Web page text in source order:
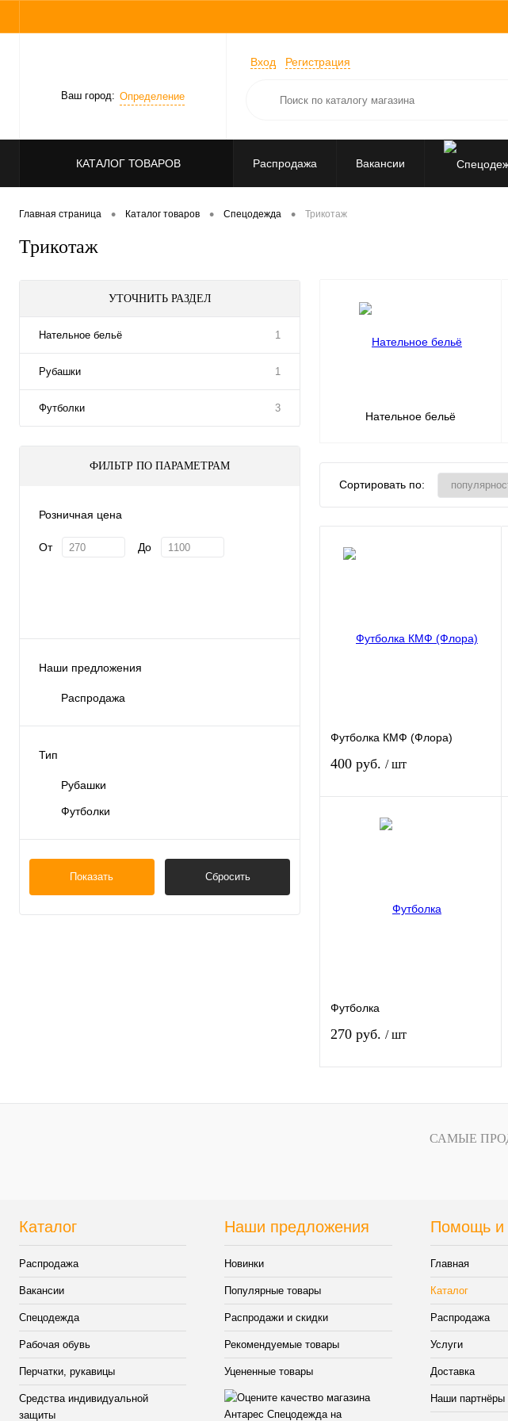
Ваш город: Определение
Вход Регистрация
КАТАЛОГ ТОВАРОВ Распродажа Вакансии
Главная страница • Каталог товаров • Спецодежда • Трикотаж
Трикотаж
УТОЧНИТЬ РАЗДЕЛ
Нательное бельё 1
Рубашки 1
Футболки 3
ФИЛЬТР ПО ПАРАМЕТРАМ
Розничная цена
От До
Наши предложения
Распродажа
Тип
Рубашки
Футболки
Показать Сбросить
Нательное бельё
Сортировать по:
Футболка КМФ (Флора)
400 руб. / шт
В наличии
Футболка
270 руб. / шт
К сравнению
САМЫЕ
Каталог
Распродажа
Вакансии
Спецодежда
Рабочая обувь
Перчатки, рукавицы
Средства индивидуальной
защиты
Наши предложения
Новинки
Популярные товары
Распродажи и скидки
Рекомендуемые товары
Уцененные товары
Помощь и
Главная
Каталог
Распродажа
Услуги
Доставка
Наши партнёры